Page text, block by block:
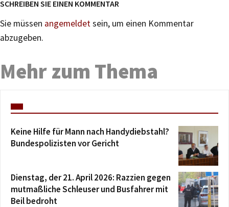
SCHREIBEN SIE EINEN KOMMENTAR
Sie müssen angemeldetsein, um einen Kommentar
abzugeben.
Mehr zum Thema
Keine Hilfe für Mann nach Handydiebstahl?
Bundespolizisten vor Gericht
Dienstag, der 21. April 2026: Razzien gegen
mutmaßliche Schleuser und Busfahrer mit
Beil bedroht